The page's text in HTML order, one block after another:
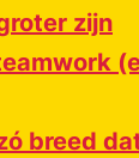
zijn
breed